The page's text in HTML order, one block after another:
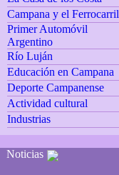
Campana y el Ferrocarril
Primer Automóvil
Argentino
Río Luján
Educación en Campana
Deporte Campanense
Actividad cultural
Industrias
Noticias